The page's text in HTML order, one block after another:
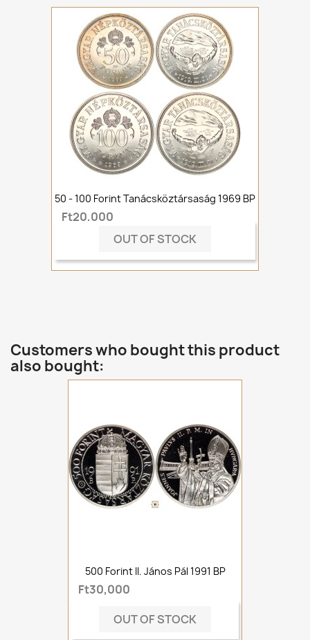
50 - 100 Forint Tanácsköztársaság 1969 BP
Ft20,000
OUT OF STOCK
Customers who bought this product
also bought:
500 Forint II. János Pál 1991 BP
Ft30,000
OUT OF STOCK